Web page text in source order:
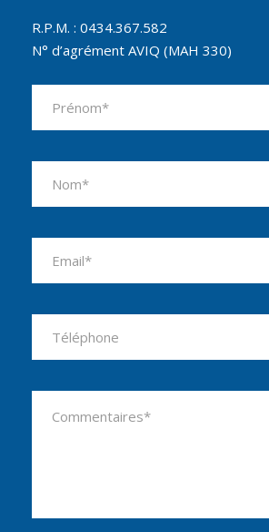
R.P.M. : 0434.367.582
N° d’agrément AVIQ (MAH 330)